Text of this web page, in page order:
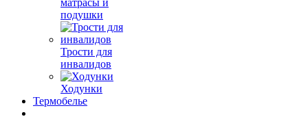
матрасы и
подушки
Трости для
инвалидов
Ходунки
Термобелье